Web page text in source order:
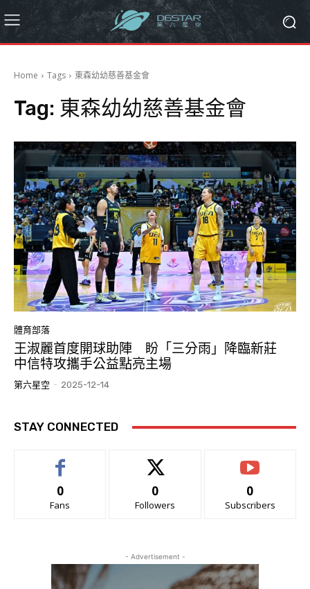
Home Tags 東森幼幼慈善基金會
Tag: 東森幼幼慈善基金會
體育部落
王淑麗首度開球助陣 盼「三分雨」降臨新莊
中信特攻攜手公益點亮主場
第六星空 - 2025-12-14
STAY CONNECTED
0
Fans
0
Followers
0
Subscribers
- Advertisement -